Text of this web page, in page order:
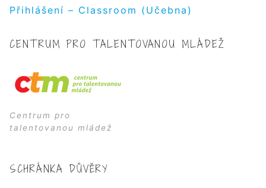
Přihlášení – Classroom (Učebna)
CENTRUM PRO TALENTOVANOU MLÁDEŽ
Centrum pro
talentovanou mládež
SCHRÁNKA DŮVĚRY